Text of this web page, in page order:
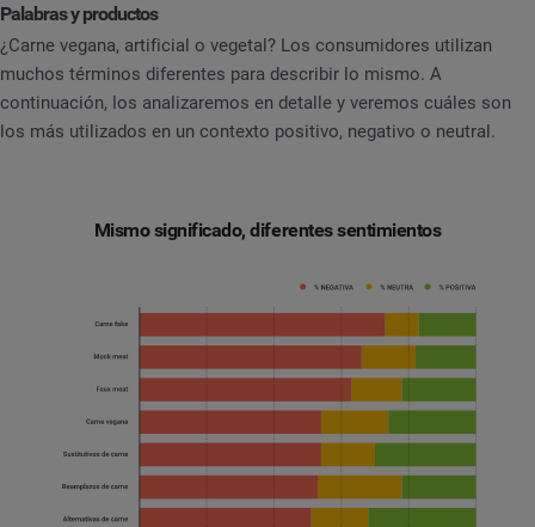
Palabras y productos
¿Carne vegana, artificial o vegetal? Los consumidores utilizan
muchos términos diferentes para describir lo mismo. A
continuación, los analizaremos en detalle y veremos cuáles son
los más utilizados en un contexto positivo, negativo o neutral.
Mismo significado, diferentes sentimientos